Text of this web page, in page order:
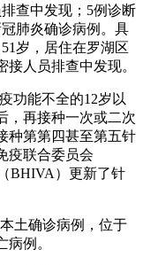
查中发现；5例诊断
肺炎确诊病例。具
岁，居住在罗湖区
人员排查中发现。
功能不全的12岁以
，再接种一次或二次
种第第四甚至第五针
疫联合委员会
BHIVA）更新了针
土确诊病例，位于
例。